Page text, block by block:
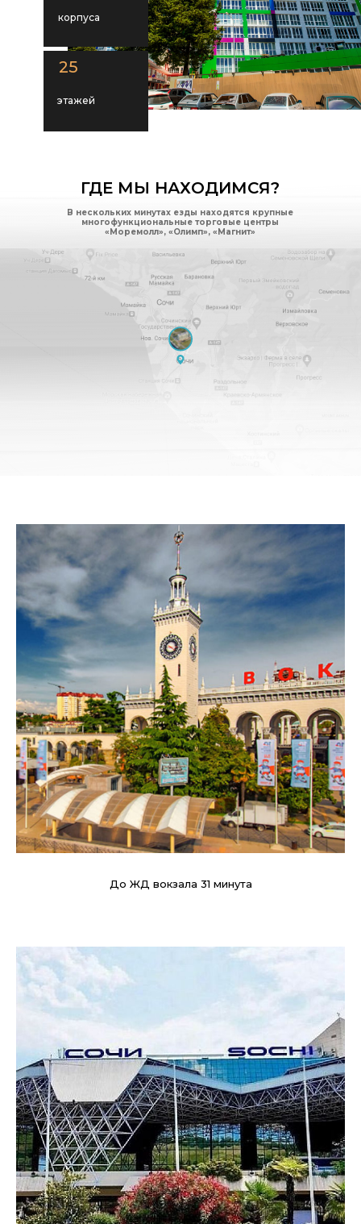
корпуса
25
этажей
В нескольких минутах езды находятся крупные
многофункциональные торговые центры
«Моремолл», «Олимп», «Магнит»
ГДЕ МЫ НАХОДИМСЯ?
До ЖД вокзала 31 минута